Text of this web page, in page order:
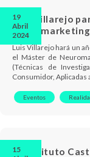
19
Abril
2024
Luis Villarejo
Neuromarketing
Luis Villarejo hará un
el Máster de
(Técnicas de
Consumidor, Aplicadas a
Eventos
15
El Instituto